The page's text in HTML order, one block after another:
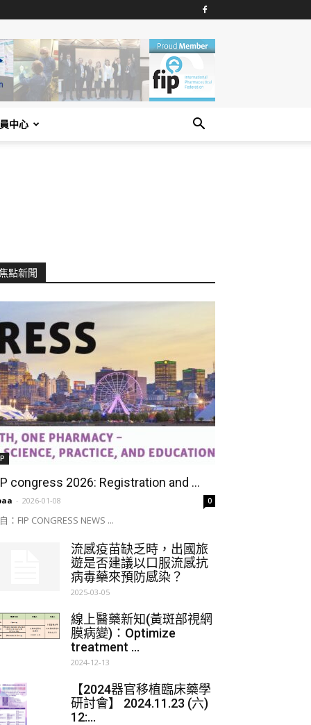
中心
點新聞
congress 2026: Registration and ...
- 2026-01-08 0
：FIP CONGRESS NEWS ...
流感疫苗缺乏時，出國旅
遊是否建議以口服流感抗
病毒藥來預防感染？
2025-03-05
線上醫藥新知(黃斑部視網
膜病變)：Optimize
treatment ...
2024-12-13
【2024器官移植臨床藥學
研討會】 2024.11.23 (六)
12:...